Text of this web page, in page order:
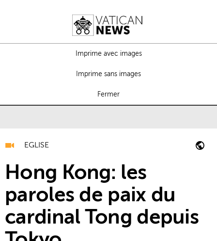
Imprime avec images
Imprime sans images
Fermer
EGLISE
Hong Kong: les
paroles de paix du
cardinal Tong depuis